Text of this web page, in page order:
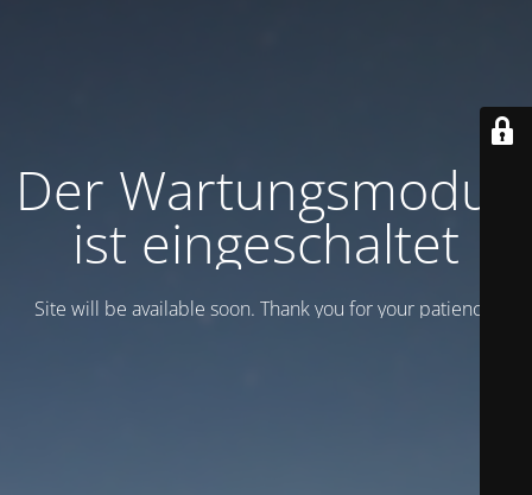
Der Wartungsmodus
ist eingeschaltet
Site will be available soon. Thank you for your patience!